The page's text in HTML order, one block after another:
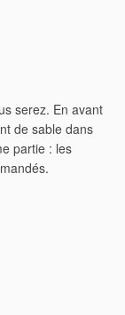
serez. En avant
de sable dans
partie : les